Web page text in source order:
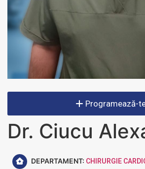
Programează-
Dr. Ciucu
DEPARTAMENT: CHIRURGIE